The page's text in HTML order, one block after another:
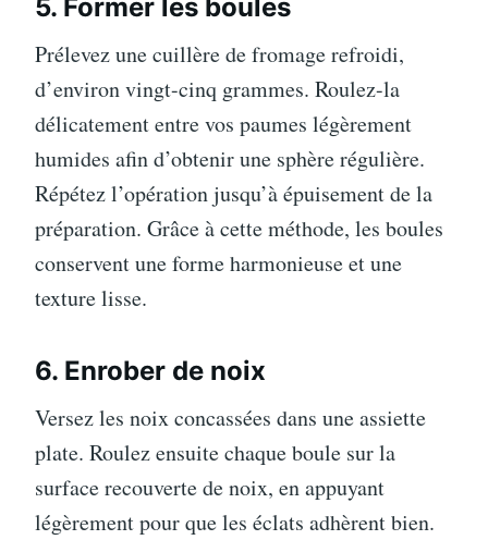
5. Former les boules
Prélevez une cuillère de fromage refroidi,
d’environ vingt-cinq grammes. Roulez-la
délicatement entre vos paumes légèrement
humides afin d’obtenir une sphère régulière.
Répétez l’opération jusqu’à épuisement de la
préparation. Grâce à cette méthode, les boules
conservent une forme harmonieuse et une
texture lisse.
6. Enrober de noix
Versez les noix concassées dans une assiette
plate. Roulez ensuite chaque boule sur la
surface recouverte de noix, en appuyant
légèrement pour que les éclats adhèrent bien.